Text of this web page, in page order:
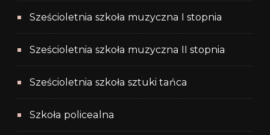
Sześcioletnia szkoła muzyczna I stopnia
Sześcioletnia szkoła muzyczna II stopnia
Sześcioletnia szkoła sztuki tańca
Szkoła policealna